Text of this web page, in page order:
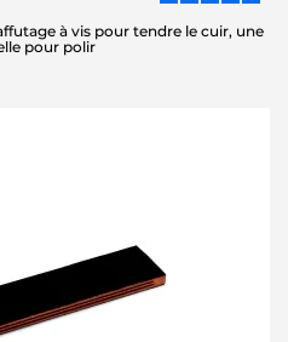
à vis pour tendre le cuir, une
pour polir